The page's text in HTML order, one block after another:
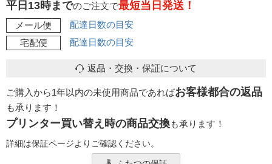
平日13時までのご注文で最短当日発送！
メール便
配達日数の目安
宅配便
配達日数の目安
返品・交換・保証について
ご購入から1年以内の未使用商品であればお客様都合の返品
も承ります！
プリンター買い替え時の商品交換も承ります！
詳細は保証ページよりご確認ください。